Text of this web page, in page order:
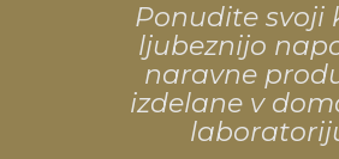
Ponudite svoji
ljubeznijo
naravne
izdelane v